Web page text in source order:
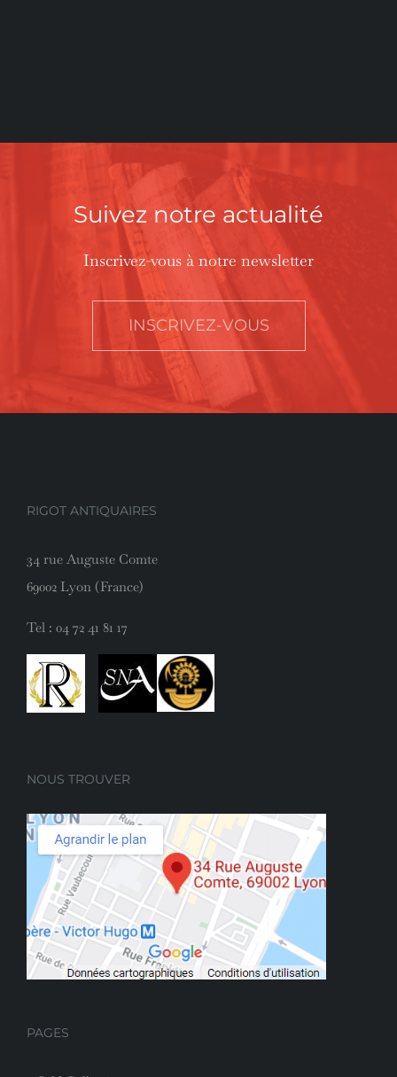
Suivez notre actualité
Inscrivez-vous à notre newsletter
INSCRIVEZ-VOUS
RIGOT ANTIQUAIRES
34 rue Auguste Comte
69002 Lyon (France)
Tel : 04 72 41 81 17
NOUS TROUVER
PAGES